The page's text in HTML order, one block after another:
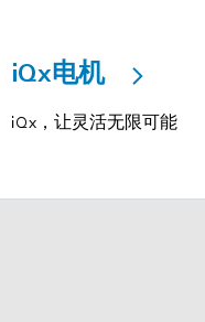
iQx电机
iQx，让灵活无限可能